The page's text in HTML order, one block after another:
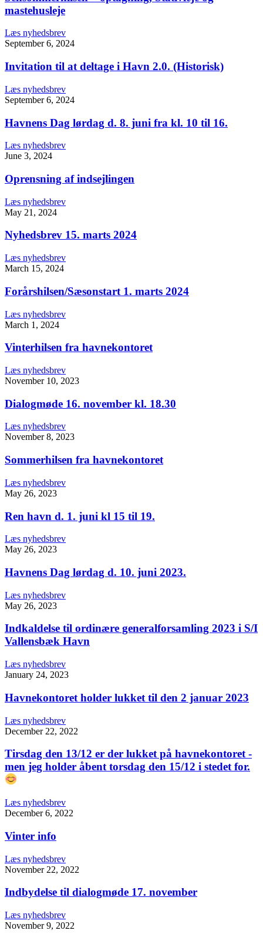
mastehusleje
Læs nyhedsbrev
September 6, 2024
Invitation til at deltage i Havn 2.0. (Historisk)
Læs nyhedsbrev
September 6, 2024
Havnens Dag lørdag d. 8. juni fra kl. 10 til 16.
Læs nyhedsbrev
June 3, 2024
Oprensning af indsejlingen
Læs nyhedsbrev
May 21, 2024
Nyhedsbrev 15. marts 2024
Læs nyhedsbrev
March 15, 2024
Forårshilsen/Sæsonstart 1. marts 2024
Læs nyhedsbrev
March 1, 2024
Vinterhilsen fra havnekontoret
Læs nyhedsbrev
November 10, 2023
Dialogmøde 16. november kl. 18.30
Læs nyhedsbrev
November 8, 2023
Sommerhilsen fra havnekontoret
Læs nyhedsbrev
May 26, 2023
Ren havn d. 1. juni kl 15 til 19.
Læs nyhedsbrev
May 26, 2023
Havnens Dag lørdag d. 10. juni 2023.
Læs nyhedsbrev
May 26, 2023
Indkaldelse til ordinære generalforsamling 2023 i S/I
Vallensbæk Havn
Læs nyhedsbrev
January 24, 2023
Havnekontoret holder lukket til den 2 januar 2023
Læs nyhedsbrev
December 22, 2022
Tirsdag den 13/12 er der lukket på havnekontoret -
men jeg holder åbent torsdag den 15/12 i stedet for.
Læs nyhedsbrev
December 6, 2022
Vinter info
Læs nyhedsbrev
November 22, 2022
Indbydelse til dialogmøde 17. november
Læs nyhedsbrev
November 9, 2022